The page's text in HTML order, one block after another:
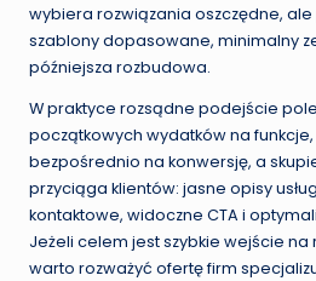
wybiera rozwiązania oszczędne,
szablony dopasowane, minimalny
późniejsza rozbudowa.
W praktyce rozsądne podejście
początkowych wydatków na
bezpośrednio na konwersję, a
przyciąga klientów: jasne opisy
kontaktowe, widoczne CTA i
Jeżeli celem jest szybkie wejście na
warto rozważyć ofertę firm